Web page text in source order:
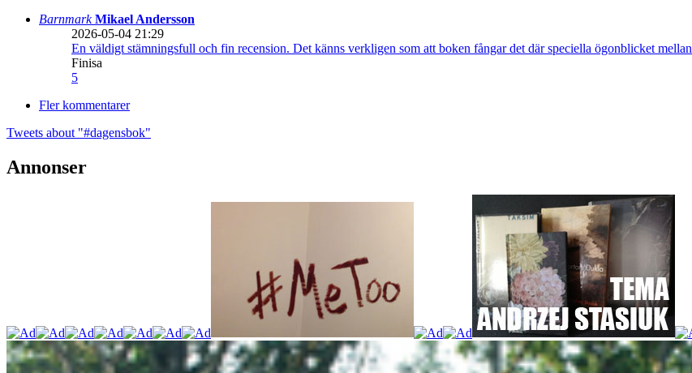
BarnmarkMikael Andersson
2026-05-04 21:29
En väldigt stämningsfull och fin recension. Det känns verkligen som att boken fångar det där speciella ögonblicket
Finisa
5
Fler kommentarer
Tweets about "#dagensbok"
Annonser